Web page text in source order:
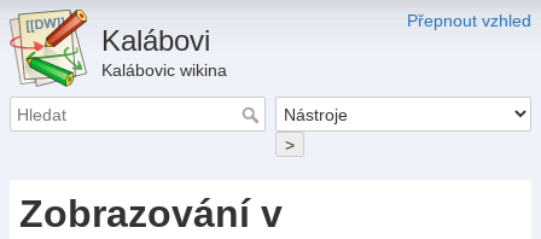
Přepnout vzhled
Kalábovi
Kalábovic wikina
>
Zobrazování v